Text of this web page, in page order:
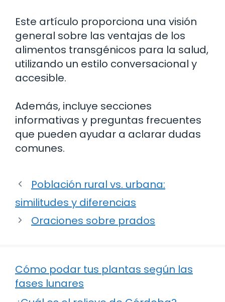
Este artículo proporciona una visión
general sobre las ventajas de los
alimentos transgénicos para la salud,
utilizando un estilo conversacional y
accesible.
Además, incluye secciones
informativas y preguntas frecuentes
que pueden ayudar a aclarar dudas
comunes.
Población rural vs. urbana:
similitudes y diferencias
Oraciones sobre prados
Cómo podar tus plantas según las
fases lunares